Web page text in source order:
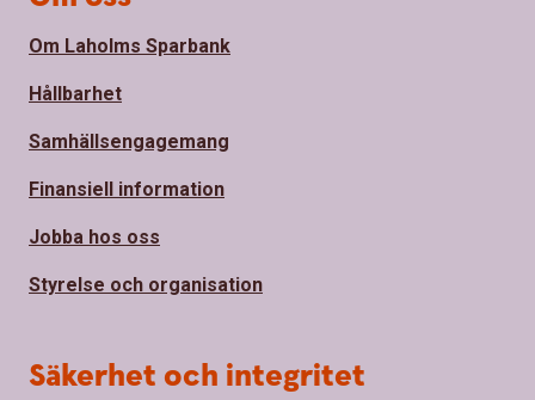
Om Laholms Sparbank
Hållbarhet
Samhällsengagemang
Finansiell information
Jobba hos oss
Styrelse och organisation
Säkerhet och integritet